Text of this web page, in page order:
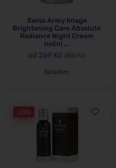
Swiss Army Image
Brightening Care Absolute
Radiance Night Cream
noční ...
od 269 Kč 350 Kč
Skladem
-23%